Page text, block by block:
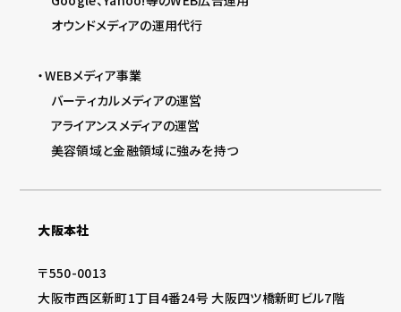
オウンドメディアの運用代行
・WEBメディア事業
バーティカルメディアの運営
アライアンスメディアの運営
美容領域と金融領域に強みを持つ
大阪本社
〒550-0013
大阪市西区新町1丁目4番24号 大阪四ツ橋新町ビル7階